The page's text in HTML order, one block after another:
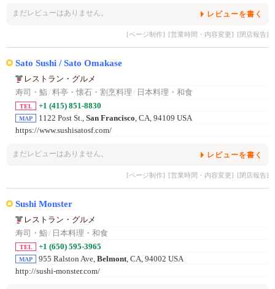
まだレビューはありません。 レビューを書く
[ページ制作] [営業時間・内容変更] [閉店報告]
Sato Sushi / Sato Omakase
レストラン・グルメ
寿司・鮨/ 料亭・懐石・割烹料理 / 日本料理・和食
TEL +1 (415) 851-8830
MAP 1122 Post St., San Francisco, CA, 94109 USA
https://www.sushisatosf.com/
まだレビューはありません。 レビューを書く
[ページ制作] [営業時間・内容変更] [閉店報告]
Sushi Monster
レストラン・グルメ
寿司・鮨/ 日本料理・和食
TEL +1 (650) 595-3965
MAP 955 Ralston Ave, Belmont , CA, 94002 USA
http://sushi-monster.com/